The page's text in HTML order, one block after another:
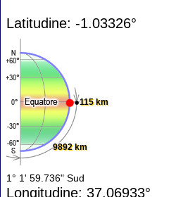
Latitudine: -1.03326°
9892 km
115 km
1° 1' 59.736" Sud
Longitudine: 37.06933°